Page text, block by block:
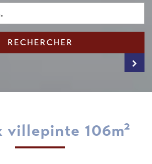
RECHERCHER
villepinte 106m²